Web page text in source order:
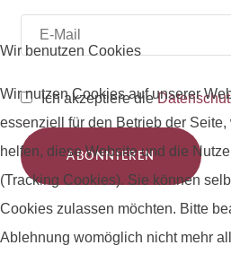
Ich akzeptiere die
ABONNIEREN
Wir benutzen Cookies
Wir nutzen Cookies auf unserer
essenziell für den Betrieb der
helfen, diese Website und die
(Tracking Cookies). Sie können
Cookies zulassen möchten. Bitte
Ablehnung womöglich nicht mehr